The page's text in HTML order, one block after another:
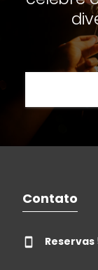
Contato
Reservas